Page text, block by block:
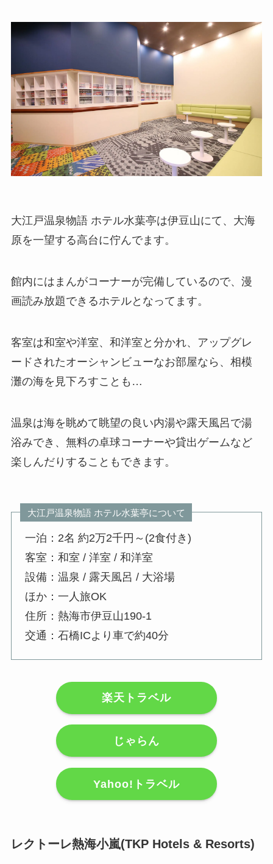
大江戸温泉物語 ホテル水葉亭は伊豆山にて、大海
原を一望する高台に佇んでます。
館内にはまんがコーナーが完備しているので、漫
画読み放題できるホテルとなってます。
客室は和室や洋室、和洋室と分かれ、アップグレ
ードされたオーシャンビューなお部屋なら、相模
灘の海を見下ろすことも…
温泉は海を眺めて眺望の良い内湯や露天風呂で湯
浴みでき、無料の卓球コーナーや貸出ゲームなど
楽しんだりすることもできます。
大江戸温泉物語 ホテル水葉亭について
一泊：2名 約2万2千円～(2食付き)
客室：和室 / 洋室 / 和洋室
設備：温泉 / 露天風呂 / 大浴場
ほか：一人旅OK
住所：熱海市伊豆山190-1
交通：石橋ICより車で約40分
楽天トラベル
じゃらん
Yahoo!トラベル
レクトーレ熱海小嵐(TKP Hotels & Resorts)